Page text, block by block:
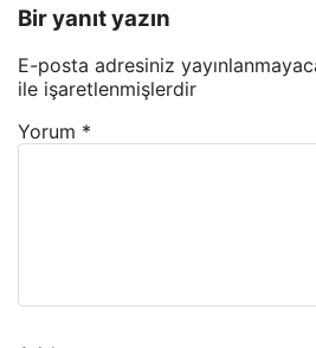
Bir yanıt yazın
E-posta adresiniz
ile işaretlenmişlerdir
Yorum *